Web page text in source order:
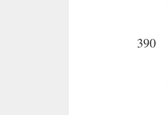
390